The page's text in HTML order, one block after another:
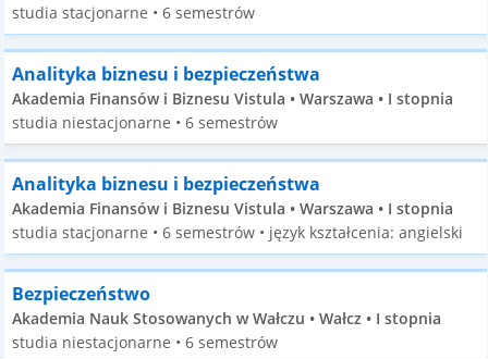
studia stacjonarne • 6 semestrów
Analityka biznesu i bezpieczeństwa
Akademia Finansów i Biznesu Vistula • Warszawa • I stopnia
studia niestacjonarne • 6 semestrów
Analityka biznesu i bezpieczeństwa
Akademia Finansów i Biznesu Vistula • Warszawa • I stopnia
studia stacjonarne • 6 semestrów • język kształcenia: angielski
Bezpieczeństwo
Akademia Nauk Stosowanych w Wałczu • Wałcz • I stopnia
studia niestacjonarne • 6 semestrów